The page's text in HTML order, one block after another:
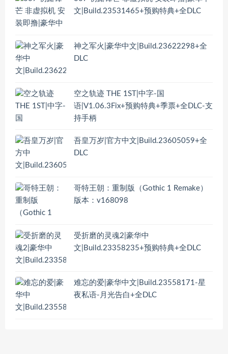
文|Build.23531465+预购特典+全DLC
神之军火|豪华中文|Build.23622298+全
DLC
空之轨迹 THE 1ST|中字-国
语|V1.06.3Fix+预购特典+季票+全DLC-支
持手柄
吾皇万岁|官方中文|Build.23605059+全
DLC
哥特王朝：重制版（Gothic 1 Remake）
版本：v168098
受折磨的灵魂2|豪华中
文|Build.23358235+预购特典+全DLC
难忘的爱|豪华中文|Build.23558171-星
夜私语-月光告白+全DLC